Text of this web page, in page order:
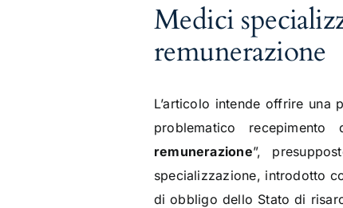
Medici
remunerazione
L’articolo intende offrire una
problematico
remunerazione”,
specializzazione, introdotto
di obbligo dello Stato di